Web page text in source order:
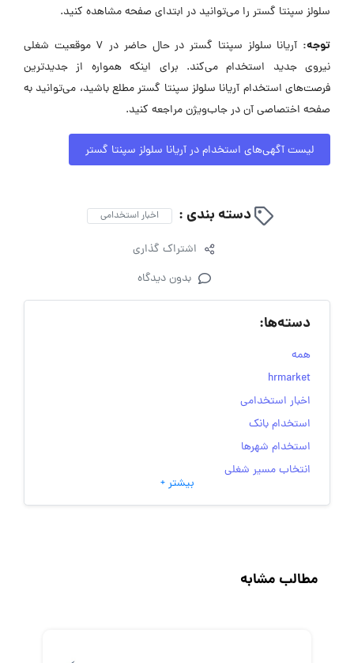
سلولز سپنتا گستر را می‌توانید در ابتدای صفحه مشاهده کنید.
توجه:
آریانا سلولز سپنتا گستر در حال حاضر در ۷ موقعیت شغلی
نیروی جدید استخدام می‌کند. برای اینکه همواره از جدیدترین
فرصت‌های استخدام آریانا سلولز سپنتا گستر مطلع باشید، می‌توانید به
صفحه اختصاصی آن در جاب‌ویژن مراجعه کنید.
لیست آگهی‌های استخدام در آریانا سلولز سپنتا گستر
دسته بندی : اخبار استخدامی
اشتراک گذاری
بدون دیدگاه
دسته‌ها:
همه
hrmarket
اخبار استخدامی
استخدام بانک
استخدام شهرها
انتخاب مسیر شغلی
به‌روزرسانی‌های سایت (کارجویی)
رزومه
بیشتر +
مطالب مشابه